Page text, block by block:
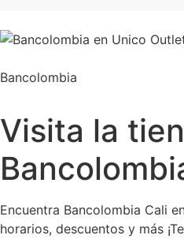
Bancolombia
Visita la
Encuentra Bancolombia Cali
horarios, descuentos y más